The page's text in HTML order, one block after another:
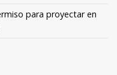
para proyectar en